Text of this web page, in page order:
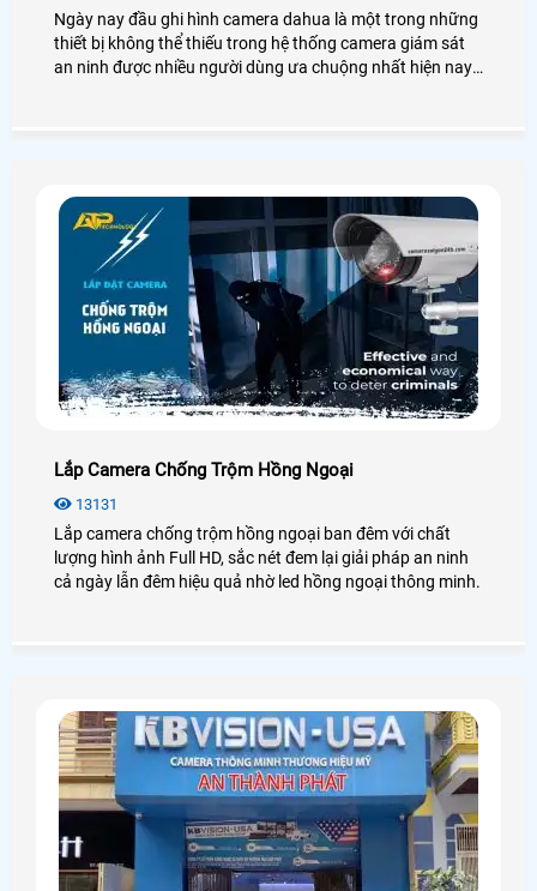
Ngày nay đầu ghi hình camera dahua là một trong những
thiết bị không thể thiếu trong hệ thống camera giám sát
an ninh được nhiều người dùng ưa chuộng nhất hiện nay.
Lắp Camera Chống Trộm Hồng Ngoại
13131
Lắp camera chống trộm hồng ngoại ban đêm với chất
lượng hình ảnh Full HD, sắc nét đem lại giải pháp an ninh
cả ngày lẫn đêm hiệu quả nhờ led hồng ngoại thông minh.